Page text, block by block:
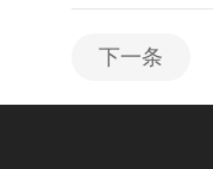
下一条